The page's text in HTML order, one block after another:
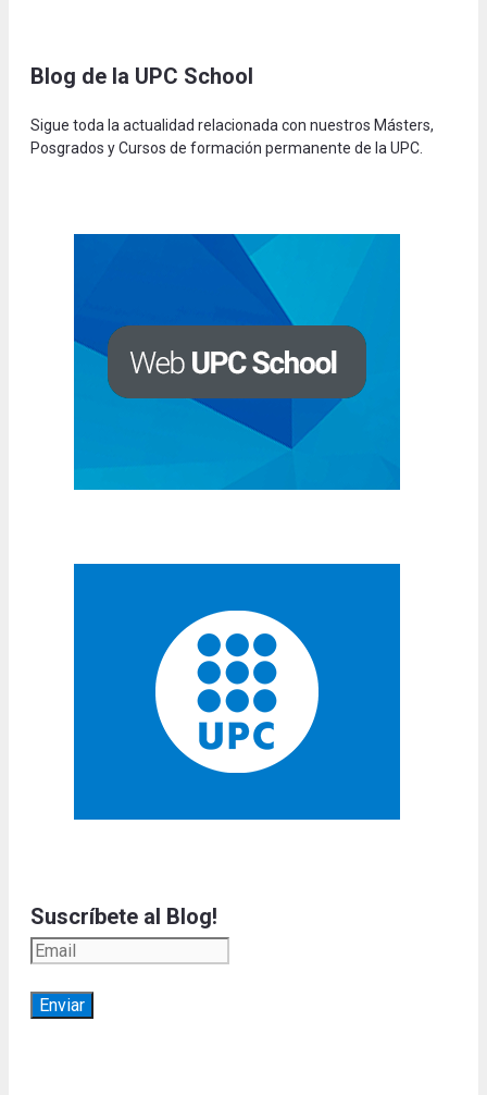
Blog de la UPC School
Sigue toda la actualidad relacionada con nuestros Másters,
Posgrados y Cursos de formación permanente de la UPC.
Suscríbete al Blog!